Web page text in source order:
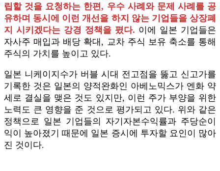
립할 것을 요청하는 한편, 우수 사례와 문제 사례를 공
유하며 동시에 이런 개선을 하지 않는 기업들을 상장폐
지 시키겠다는 강경 정책을 폈다. 이에 일본 기업들은
자사주 매입과 배당 확대, 교차 주식 보유 축소를 통해
주식의 가치를 높이고 있다.
일본 니케이지수가 버블 시대 전고점을 뚫고 신고가를
기록한 것은 일본의 양적완화인 아베노믹스가 엔화 약
세로 결실을 맺은 것도 있지만, 이런 주가 부양을 위한
노력도 큰 영향을 준 것으로 평가되고 있다. 위와 같은
정책으로 일본 기업들의 자기자본수익률과 주당순이
익이 높아졌기 때문에 일본 증시에 투자할 요인이 많아
진 것이다.